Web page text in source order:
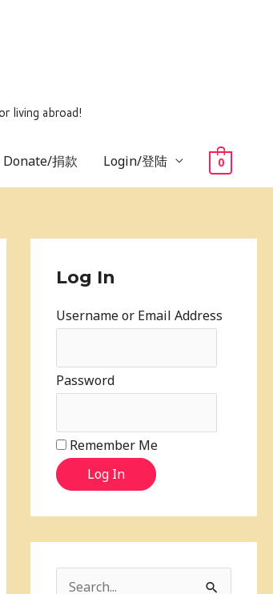
living abroad!
Donate/捐款 Login/登陆 0
Log In
Username or Email Address
Password
Remember Me
Log In